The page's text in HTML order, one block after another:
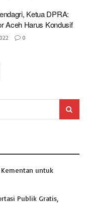
Ketua DPRA:
Aceh Harus Kondusif
0
Kementan untuk
Publik Gratis,